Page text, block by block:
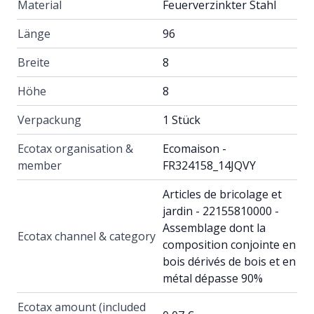
Material
Feuerverzinkter Stahl
Länge
96
Breite
8
Höhe
8
Verpackung
1 Stück
Ecotax organisation &
member
Ecomaison -
FR324158_14JQVY
Ecotax channel & category
Articles de bricolage et
jardin - 22155810000 -
Assemblage dont la
composition conjointe en
bois dérivés de bois et en
métal dépasse 90%
Ecotax amount (included